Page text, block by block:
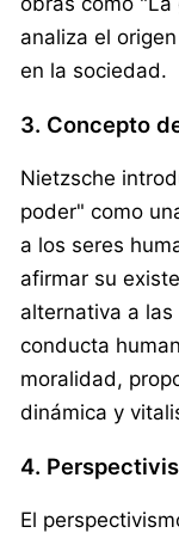
analiza el
en la sociedad.
3. Concepto
Nietzsche
poder" como
a los seres
afirmar su
alternativa a
conducta
moralidad,
dinámica y
4.
El